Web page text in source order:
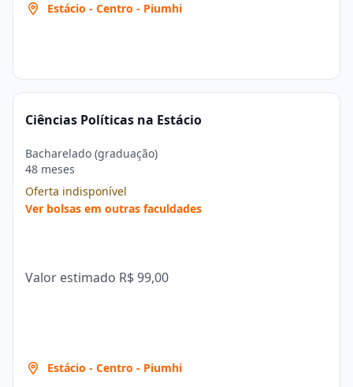
Estácio - Centro - Piumhi
Ciências Políticas na Estácio
Bacharelado (graduação)
48 meses
Oferta indisponível
Ver bolsas em outras faculdades
Valor estimado R$ 99,00
Estácio - Centro - Piumhi